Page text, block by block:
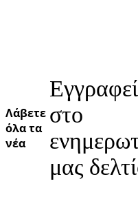
Λάβετε
όλα τα
νέα
στο
μας